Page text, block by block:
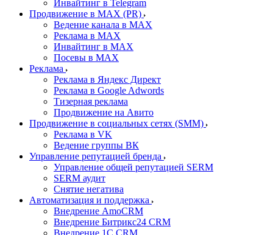
Инвайтинг в Telegram
Продвижение в MAX (PR)
Ведение канала в MAX
Реклама в MAX
Инвайтинг в MAX
Посевы в MAX
Реклама
Реклама в Яндекс Директ
Реклама в Google Adwords
Тизерная реклама
Продвижение на Авито
Продвижение в социальных сетях (SMM)
Реклама в VK
Ведение группы ВК
Управление репутацией бренда
Управление общей репутацией SERM
SERM аудит
Снятие негатива
Автоматизация и поддержка
Внедрение AmoCRM
Внедрение Битрикс24 CRM
Внедрение 1C CRM